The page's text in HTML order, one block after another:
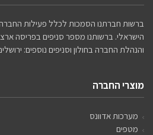
ברשות חברתנו הסמכות לכלל פעילות
הישראלי. ברשותנו מספר סניפים בפריסה
והנהלת החברה בחולון וסניפים נוספים:
מוצרי החברה
מערכות אדוונס
מטפים